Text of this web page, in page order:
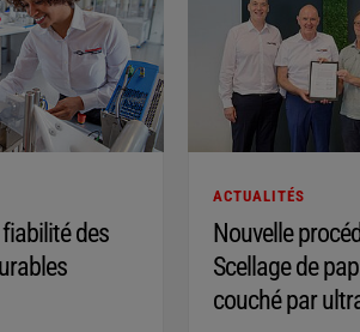
des
ACTUALITÉS
Nouvelle
Scellage de
couché par